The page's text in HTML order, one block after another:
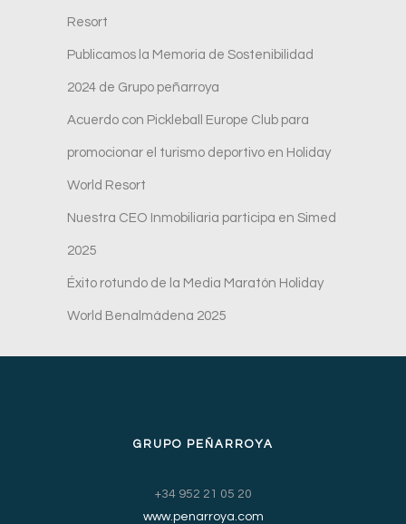
Resort
Publicamos la Memoria de Sostenibilidad
2024 de Grupo peñarroya
Acuerdo con Pickleball Europe Club para
promocionar el turismo deportivo en Holiday
World Resort
Nuestra CEO Inmobiliaria participa en Simed
2025
Éxito rotundo de la Media Maratón Holiday
World Benalmádena 2025
GRUPO PEÑARROYA
+34 952 21 05 20
www.penarroya.com